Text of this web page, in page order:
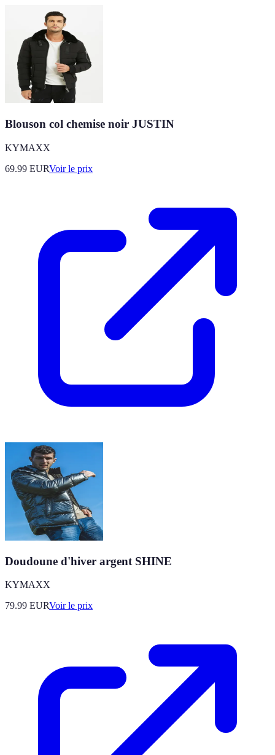
Blouson col chemise noir JUSTIN
KYMAXX
69.99 EURVoir le prix
Doudoune d'hiver argent SHINE
KYMAXX
79.99 EURVoir le prix